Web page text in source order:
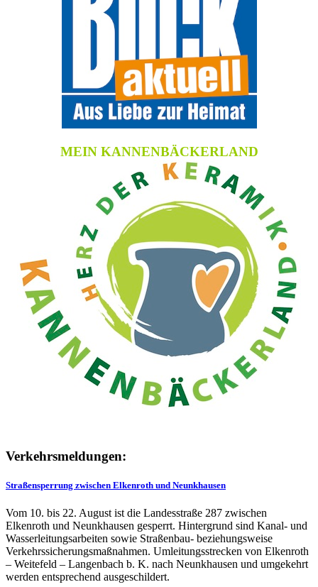
MEIN KANNENBÄCKERLAND
Verkehrsmeldungen:
Straßensperrung zwischen Elkenroth und Neunkhausen
Vom 10. bis 22. August ist die Landesstraße 287 zwischen
Elkenroth und Neunkhausen gesperrt. Hintergrund sind Kanal- und
Wasserleitungsarbeiten sowie Straßenbau- beziehungsweise
Verkehrssicherungsmaßnahmen. Umleitungsstrecken von Elkenroth
– Weitefeld – Langenbach b. K. nach Neunkhausen und umgekehrt
werden entsprechend ausgeschildert.